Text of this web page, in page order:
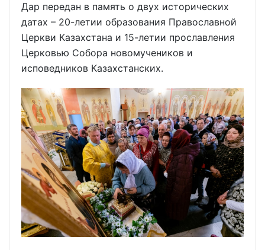
Дар передан в память о двух исторических
датах – 20-летии образования Православной
Церкви Казахстана и 15-летии прославления
Церковью Собора новомучеников и
исповедников Казахстанских.